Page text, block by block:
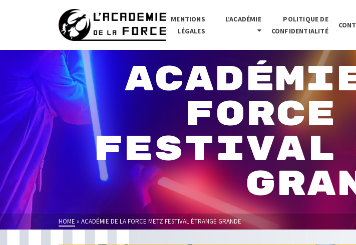
MENTIONS
LÉGALES
L’ACADÉMIE
POLITIQUE DE
CONFIDENTIALITÉ
FESTIVAL
HOME » ACADÉMIE DE LA FORCE METZ FESTIVAL ÉTRANGE GRANDE